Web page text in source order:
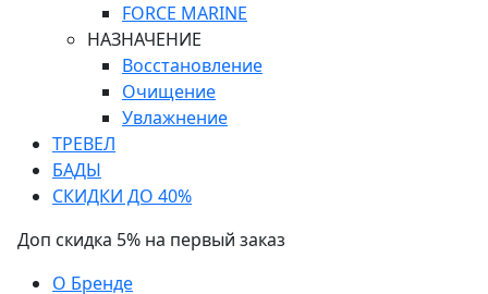
FORCE MARINE
НАЗНАЧЕНИЕ
Восстановление
Очищение
Увлажнение
ТРЕВЕЛ
БАДЫ
СКИДКИ ДО 40%
Доп скидка 5% на первый заказ
О Бренде